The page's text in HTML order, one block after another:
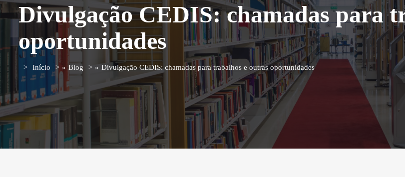
Divulgação CEDIS: chamadas para
oportunidades
Início » Blog » Divulgação CEDIS: chamadas para trabalhos e outras oportunidades